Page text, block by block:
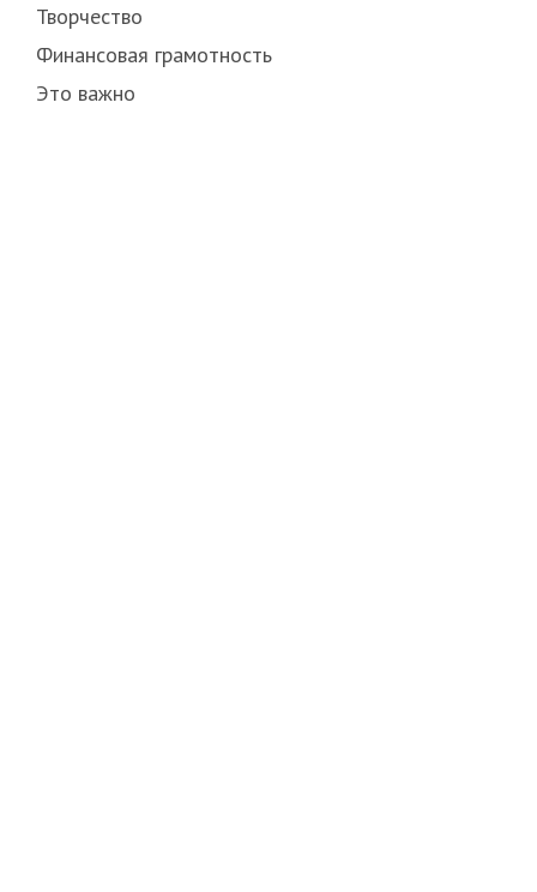
Творчество
Финансовая грамотность
Это важно